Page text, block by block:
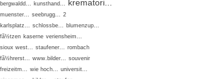
bergwaldd... kunsthand... krematori...
muenster... seebrugg... 2
karlsplatz... schlossbe... blumenzup...
fã½tzen kaserne veriensheim...
sioux west... staufener... rombach
fã½hrerst... www.bilder... souvenir
freizeitm... wie hoch... universit...